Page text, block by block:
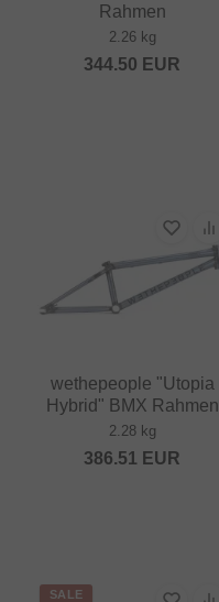
Rahmen
2.26 kg
344.50 EUR
wethepeople "Utopia
Hybrid" BMX Rahmen
2.28 kg
386.51 EUR
SALE